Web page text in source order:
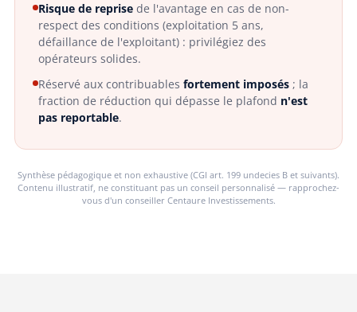
Risque de reprisede l'avantage en cas de non-
respect des conditions (exploitation 5 ans,
défaillance de l'exploitant) : privilégiez des
opérateurs solides.
Réservé aux contribuables fortement imposés; la
fraction de réduction qui dépasse le plafond n'est
pas reportable.
Synthèse pédagogique et non exhaustive (CGI art. 199 undecies B et suivants).
Contenu illustratif, ne constituant pas un conseil personnalisé — rapprochez-
vous d'un conseiller Centaure Investissements.